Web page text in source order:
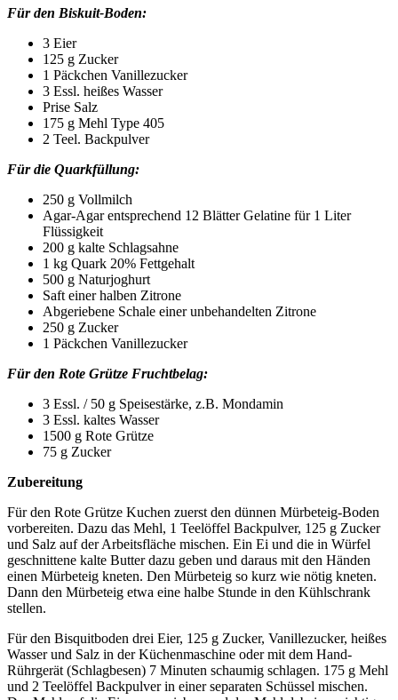
Für den Biskuit-Boden:
3 Eier
125 g Zucker
1 Päckchen Vanillezucker
3 Essl. heißes Wasser
Prise Salz
175 g Mehl Type 405
2 Teel. Backpulver
Für die Quarkfüllung:
250 g Vollmilch
Agar-Agarentsprechend 12 Blätter Gelatine für 1 Liter
Flüssigkeit
200 g kalte Schlagsahne
1 kg Quark 20% Fettgehalt
500 g Naturjoghurt
Saft einer halben Zitrone
Abgeriebene Schale einer unbehandelten Zitrone
250 g Zucker
1 Päckchen Vanillezucker
Für den Rote Grütze Fruchtbelag:
3 Essl. / 50 g Speisestärke, z.B. Mondamin
3 Essl. kaltes Wasser
1500 g Rote Grütze
75 g Zucker
Zubereitung
Für den Rote Grütze Kuchen zuerst den dünnen Mürbeteig-Boden
vorbereiten. Dazu das Mehl, 1 Teelöffel Backpulver, 125 g Zucker
und Salz auf der Arbeitsfläche mischen. Ein Ei und die in Würfel
geschnittene kalte Butter dazu geben und daraus mit den Händen
einen Mürbeteig kneten. Den Mürbeteig so kurz wie nötig kneten.
Dann den Mürbeteig etwa eine halbe Stunde in den Kühlschrank
stellen.
Für den Bisquitboden drei Eier, 125 g Zucker, Vanillezucker, heißes
Wasser und Salz in der Küchenmaschine oder mit dem Hand-
Rührgerät (Schlagbesen) 7 Minuten schaumig schlagen. 175 g Mehl
und 2 Teelöffel Backpulver in einer separaten Schüssel mischen.